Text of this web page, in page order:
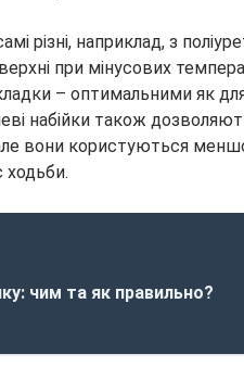
різні, наприклад, з
при мінусових
– оптимальними як
набійки також
вони користуються
ходьби.
чим та як правильно?